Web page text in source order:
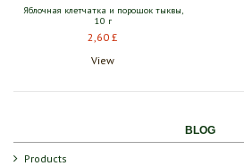
Яблочная клетчатка и порошок тыквы,
10 г
2,60 £
View
BLOG
Products